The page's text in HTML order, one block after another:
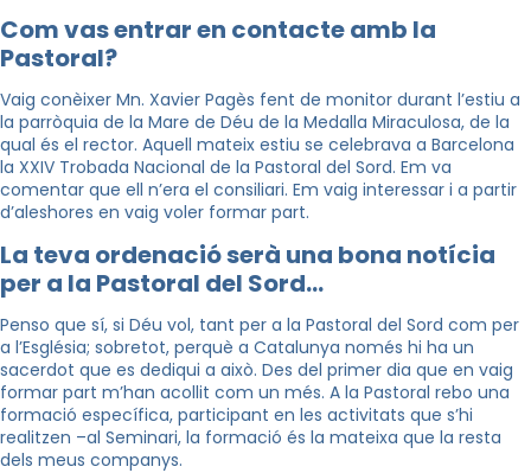
Com vas entrar en contacte amb la
Pastoral?
Vaig conèixer Mn. Xavier Pagès fent de monitor durant l’estiu a
la parròquia de la Mare de Déu de la Medalla Miraculosa, de la
qual és el rector. Aquell mateix estiu se celebrava a Barcelona
la XXIV Trobada Nacional de la Pastoral del Sord. Em va
comentar que ell n’era el consiliari. Em vaig interessar i a partir
d’aleshores en vaig voler formar part.
La teva ordenació serà una bona notícia
per a la Pastoral del Sord…
Penso que sí, si Déu vol, tant per a la Pastoral del Sord com per
a l’Església; sobretot, perquè a Catalunya només hi ha un
sacerdot que es dediqui a això. Des del primer dia que en vaig
formar part m’han acollit com un més. A la Pastoral rebo una
formació específica, participant en les activitats que s’hi
realitzen –al Seminari, la formació és la mateixa que la resta
dels meus companys.